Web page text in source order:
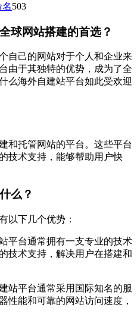
名503
球网站搭建的首选？
自己的网站对于个人和企业来
由于其独特的优势，成为了全
么海外自建站平台如此受欢迎
和托管网站的平台。这些平台
技术支持，能够帮助用户快
么？
以下几个优势：
平台通常拥有一支专业的技术
技术支持，解决用户在搭建和
站平台通常采用国际知名的服
性能和可靠的网站访问速度，